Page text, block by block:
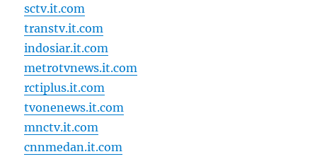
sctv.it.com
transtv.it.com
indosiar.it.com
metrotvnews.it.com
rctiplus.it.com
tvonenews.it.com
mnctv.it.com
cnnmedan.it.com